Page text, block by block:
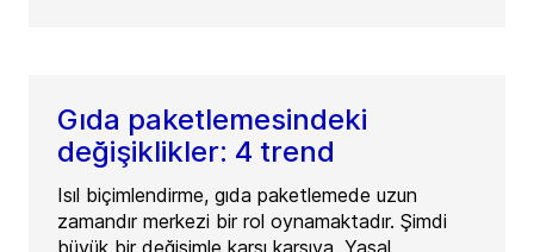
Gıda paketlemesindeki
değişiklikler: 4 trend
Isıl biçimlendirme, gıda paketlemede uzun
zamandır merkezi bir rol oynamaktadır. Şimdi